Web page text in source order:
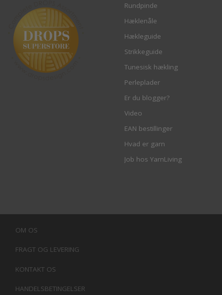
Rundpinde
Hæklenåle
Hækleguide
Strikkeguide
Tunesisk hækling
Perleplader
Er du blogger?
Video
EAN bestillinger
Hvad er garn
Job hos YarnLiving
OM OS
FRAGT OG LEVERING
KONTAKT OS
HANDELSBETINGELSER